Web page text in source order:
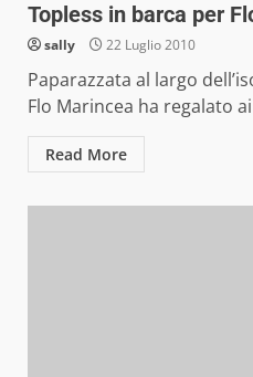
Topless in barca per
sally 22 Luglio 2010
Paparazzata al largo
Flo Marincea ha regalato
Read More